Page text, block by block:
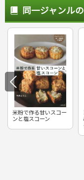
同一ジャンル
米粉で作る甘いスコー
ンと塩スコーン